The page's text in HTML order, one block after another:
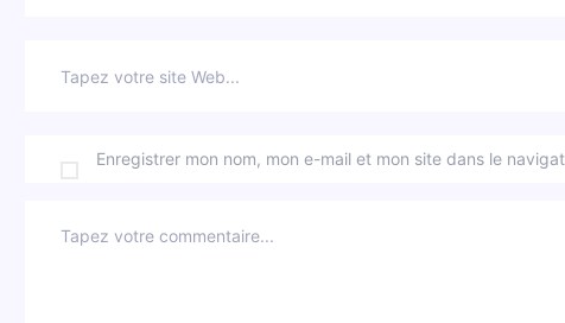
Enregistrer mon nom, mon e-mail et mon site dans le